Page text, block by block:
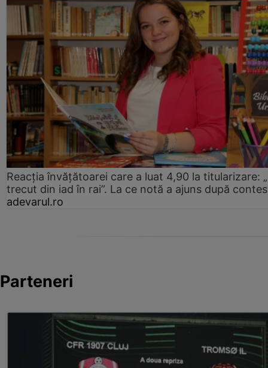
Reacția învățătoarei care a luat 4,90 la titularizare:
trecut din iad în rai”. La ce notă a ajuns după
adevarul.ro
Parteneri